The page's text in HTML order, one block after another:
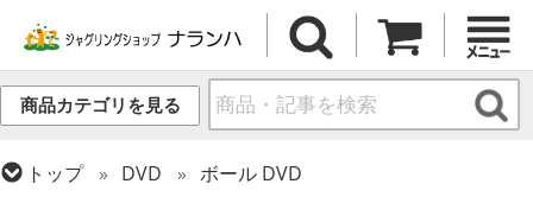
商品カテゴリを見る
トップ DVD
ボール DVD